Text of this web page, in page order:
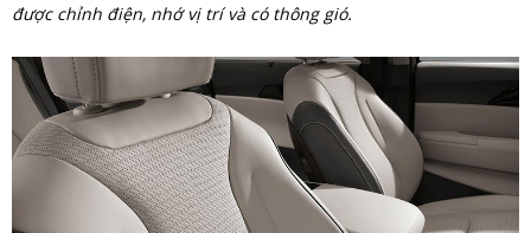
được chỉnh điện, nhớ vị trí và có thông gió.